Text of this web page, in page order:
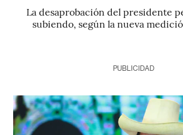
La desaprobación del presidente
subiendo, según la nueva
PUBLICIDAD